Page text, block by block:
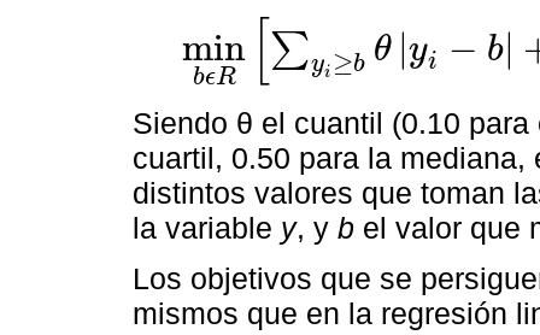
min
bϵR
∑yi ≥b θ |yi − b|
minbϵR∑ bθ - b + ∑y ≤b 1-θ i-b
Siendo θ el cuantil (0.10
cuartil, 0.50 para la
distintos valores que toman
la variable y, y b el valor que
Los objetivos que se
mismos que en la regresión